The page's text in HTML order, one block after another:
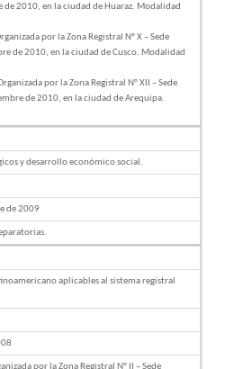
de 2010, en la ciudad de Huaraz. Modalidad
por la Zona Registral N° X – Sede
de 2010, en la ciudad de Cusco. Modalidad
por la Zona Registral N° XII – Sede
de 2010, en la ciudad de Arequipa.
y desarrollo económico social.
de 2009
aplicables al sistema registral
por la Zona Registral N° II – Sede